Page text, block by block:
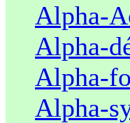
Alpha-
Alpha-
Alpha-
Alpha-